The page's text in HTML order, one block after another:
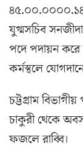
যুগ্মসচিব
পদে পদায়ন করে
কর্মস্থলে
চট্টগ্রাম
চাকুরী থেকে
ফজলে রাব্বি।